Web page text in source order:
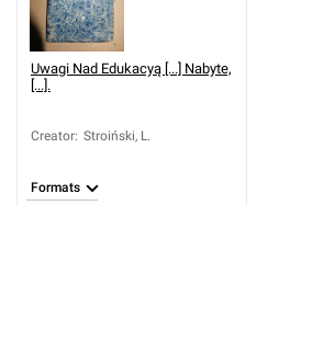
Uwagi Nad Edukacyą [...] Nabyte,
[...].
Creator: Stroiński, L.
Formats